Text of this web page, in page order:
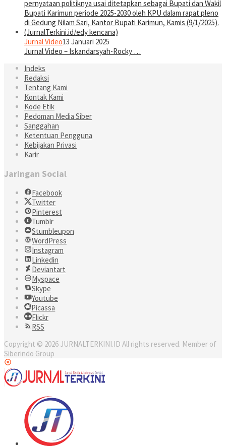
Jurnal Video13 Januari 2025
Jurnal Video – Iskandarsyah-Rocky …
Indeks
Redaksi
Tentang Kami
Kontak Kami
Kode Etik
Pedoman Media Siber
Sanggahan
Ketentuan Pengguna
Kebijakan Privasi
Karir
Jaringan Social
Facebook
Twitter
Pinterest
Tumblr
Stumbleupon
WordPress
Instagram
Linkedin
Deviantart
Myspace
Skype
Youtube
Picassa
Flickr
RSS
Copyright © 2026 JURNALTERKINI.ID All rights reserved. Member of
Siberindo Group